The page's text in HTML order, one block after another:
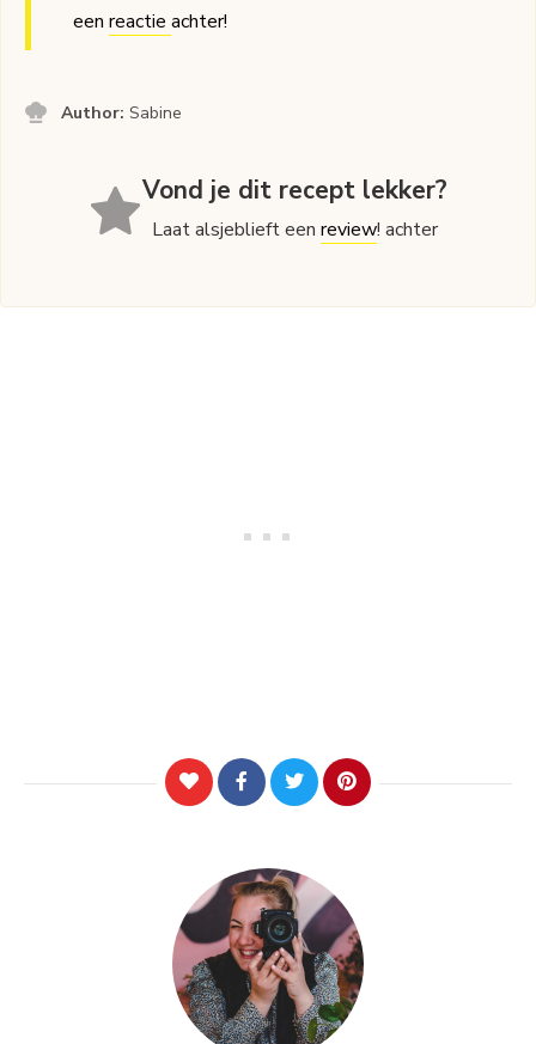
een reactie achter!
Author:Sabine
Vond je dit recept lekker?
Laat alsjeblieft eenreview! achter